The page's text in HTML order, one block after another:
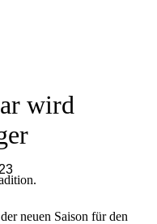
wird
neuen Saison für den